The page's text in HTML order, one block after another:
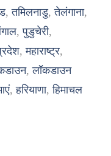
,तमिलनाडु,तेलंगाना,
,पुडुचेरी,
,महाराष्ट्र,
,लॉकडाउन
,हरियाणा,हिमाचल